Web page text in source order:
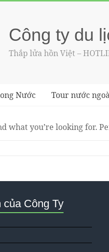
Công ty du
Thắp lửa hồn Việt –
Nước Tour nước
what you’re looking for.
của Công Ty